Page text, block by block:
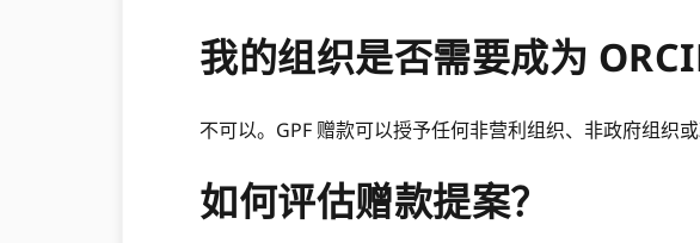
我的组织是否需要成为
不可以。GPF 赠款可以授予任何非营利组织、非政府组织
如何评估赠款提案？